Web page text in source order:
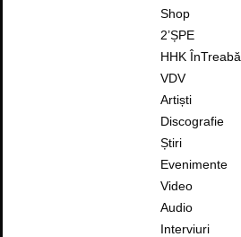
Shop
2’ȘPE
HHK ÎnTreabă
VDV
Artiști
Discografie
Știri
Evenimente
Video
Audio
Interviuri